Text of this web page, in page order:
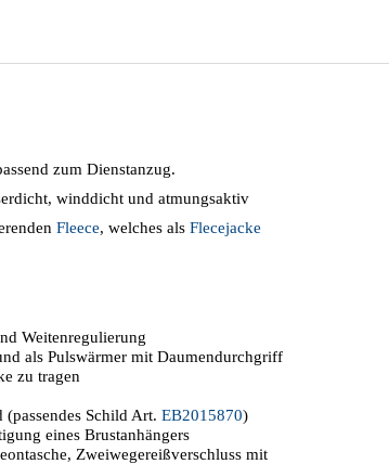
zum Dienstanzug.
winddicht und atmungsaktiv
Fleece, welches als Flecejacke
Weitenregulierung
als Pulswärmer mit Daumendurchgriff
zu tragen
Schild Art. EB2015870)
eines Brustanhängers
Zweiwegereißverschluss mit